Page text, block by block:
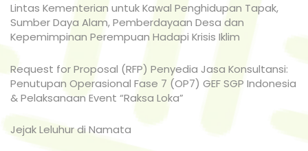
Lintas Kementerian untuk Kawal Penghidupan Tapak,
Sumber Daya Alam, Pemberdayaan Desa dan
Kepemimpinan Perempuan Hadapi Krisis Iklim
Request for Proposal (RFP) Penyedia Jasa Konsultansi:
Penutupan Operasional Fase 7 (OP7) GEF SGP Indonesia
& Pelaksanaan Event “Raksa Loka”
Jejak Leluhur di Namata